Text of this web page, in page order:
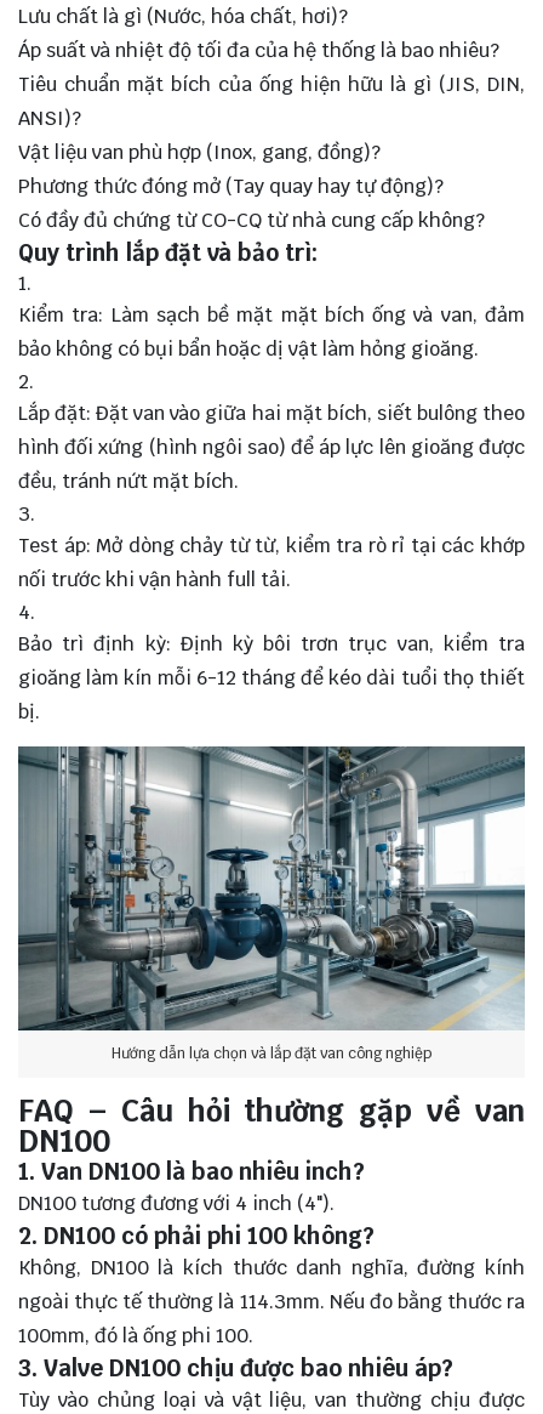
Lưu chất là gì (Nước, hóa chất, hơi)?
Áp suất và nhiệt độ tối đa của hệ thống là bao nhiêu?
Tiêu chuẩn mặt bích của ống hiện hữu là gì (JIS, DIN,
ANSI)?
Vật liệu van phù hợp (Inox, gang, đồng)?
Phương thức đóng mở (Tay quay hay tự động)?
Có đầy đủ chứng từ CO-CQ từ nhà cung cấp không?
Quy trình lắp đặt và bảo trì:
Kiểm tra: Làm sạch bề mặt mặt bích ống và van, đảm
bảo không có bụi bẩn hoặc dị vật làm hỏng gioăng.
Lắp đặt: Đặt van vào giữa hai mặt bích, siết bulông theo
hình đối xứng (hình ngôi sao) để áp lực lên gioăng được
đều, tránh nứt mặt bích.
Test áp: Mở dòng chảy từ từ, kiểm tra rò rỉ tại các khớp
nối trước khi vận hành full tải.
Bảo trì định kỳ: Định kỳ bôi trơn trục van, kiểm tra
gioăng làm kín mỗi 6-12 tháng để kéo dài tuổi thọ thiết
bị.
Hướng dẫn lựa chọn và lắp đặt van công nghiệp
FAQ – Câu hỏi thường gặp về van
DN100
1. Van DN100 là bao nhiêu inch?
DN100 tương đương với 4 inch (4").
2. DN100 có phải phi 100 không?
Không, DN100 là kích thước danh nghĩa, đường kính
ngoài thực tế thường là 114.3mm. Nếu đo bằng thước ra
100mm, đó là ống phi 100.
3. Valve DN100 chịu được bao nhiêu áp?
Tùy vào chủng loại và vật liệu, van thường chịu được